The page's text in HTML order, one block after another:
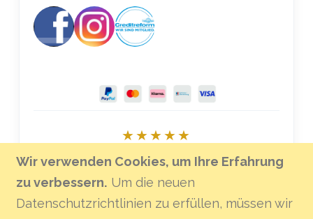
Wir verwenden Cookies, um Ihre Erfahrung
zu verbessern. Um die neuen
Datenschutzrichtlinien zu erfüllen, müssen wir
★★★★★
Bei Google bewerten